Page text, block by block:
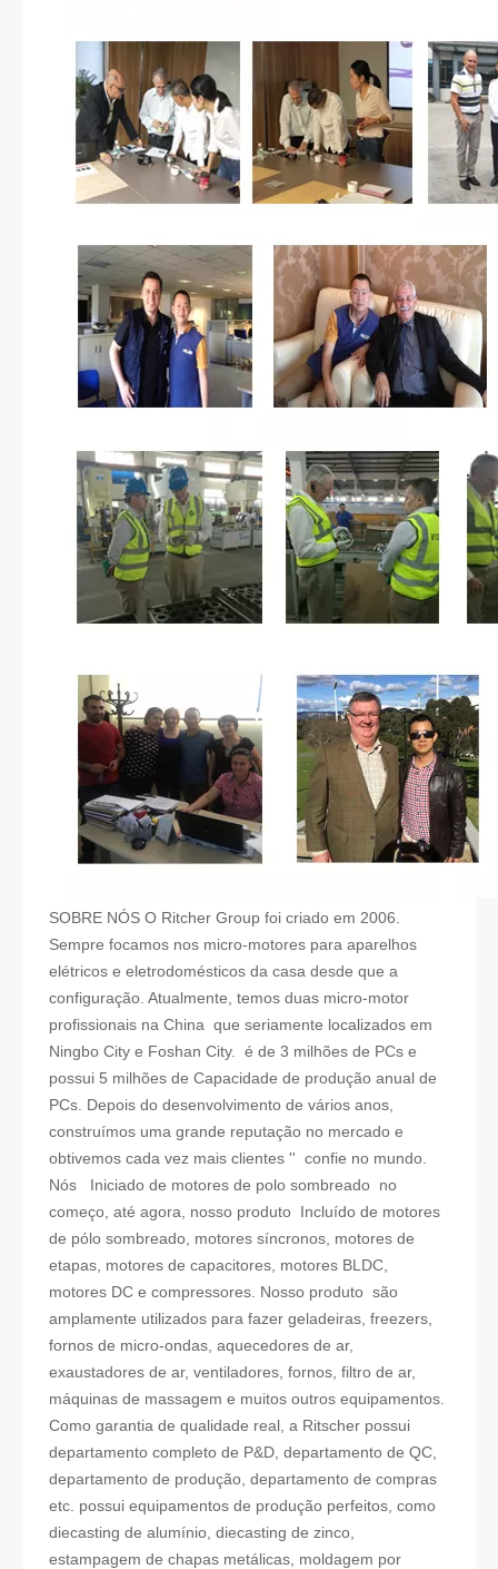
SOBRE NÓS O Ritcher Group foi criado em 2006.
Sempre focamos nos micro-motores para aparelhos
elétricos e eletrodomésticos da casa desde que a
configuração. Atualmente, temos duas micro-motor
profissionais na China que seriamente localizados em
Ningbo City e Foshan City. é de 3 milhões de PCs e
possui 5 milhões de Capacidade de produção anual de
PCs. Depois do desenvolvimento de vários anos,
construímos uma grande reputação no mercado e
obtivemos cada vez mais clientes '' confie no mundo.
Nós Iniciado de motores de polo sombreado no
começo, até agora, nosso produto Incluído de motores
de pólo sombreado, motores síncronos, motores de
etapas, motores de capacitores, motores BLDC,
motores DC e compressores. Nosso produto são
amplamente utilizados para fazer geladeiras, freezers,
fornos de micro-ondas, aquecedores de ar,
exaustadores de ar, ventiladores, fornos, filtro de ar,
máquinas de massagem e muitos outros equipamentos.
Como garantia de qualidade real, a Ritscher possui
departamento completo de P&D, departamento de QC,
departamento de produção, departamento de compras
etc. possui equipamentos de produção perfeitos, como
diecasting de alumínio, diecasting de zinco,
estampagem de chapas metálicas, moldagem por